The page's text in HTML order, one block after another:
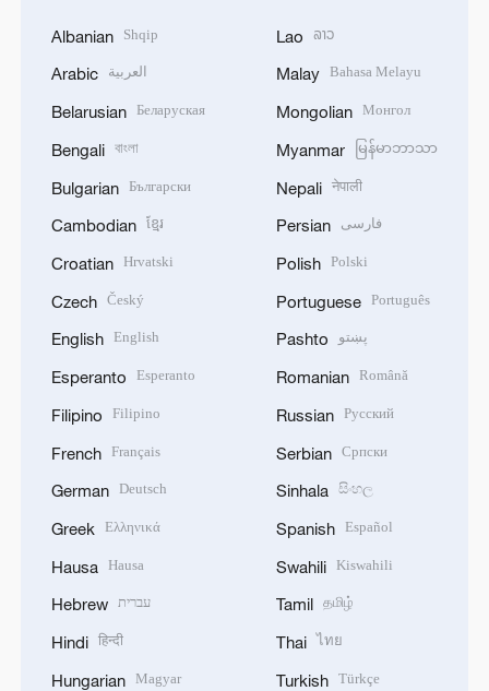
Albanian Shqip
Arabic العربية
Belarusian Беларуская
Bengali বাংলা
Bulgarian Български
Cambodian ខ្មែរ
Croatian Hrvatski
Czech Český
English English
Esperanto Esperanto
Filipino Filipino
French Français
German Deutsch
Greek Ελληνικά
Hausa Hausa
Hebrew עברית
Hindi हिन्दी
Hungarian Magyar
Lao ລາວ
Malay Bahasa Melayu
Mongolian Монгол
Myanmar မြန်မာဘာသာ
Nepali नेपाली
Persian فارسی
Polish Polski
Portuguese Português
Pashto پښتو
Romanian Română
Russian Русский
Serbian Српски
Sinhala සිංහල
Spanish Español
Swahili Kiswahili
Tamil தமிழ்
Thai ไทย
Turkish Türkçe